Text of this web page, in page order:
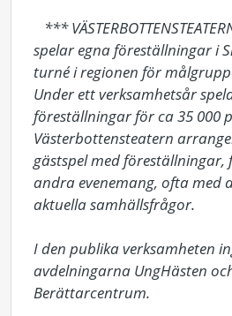
spelar egna föreställningar i
turné i regionen för
Under ett verksamhetsår
föreställningar för ca 35 000
Västerbottensteatern
gästspel med föreställningar,
andra evenemang, ofta med
aktuella samhällsfrågor.
I den publika verksamheten
avdelningarna UngHästen
Berättarcentrum.